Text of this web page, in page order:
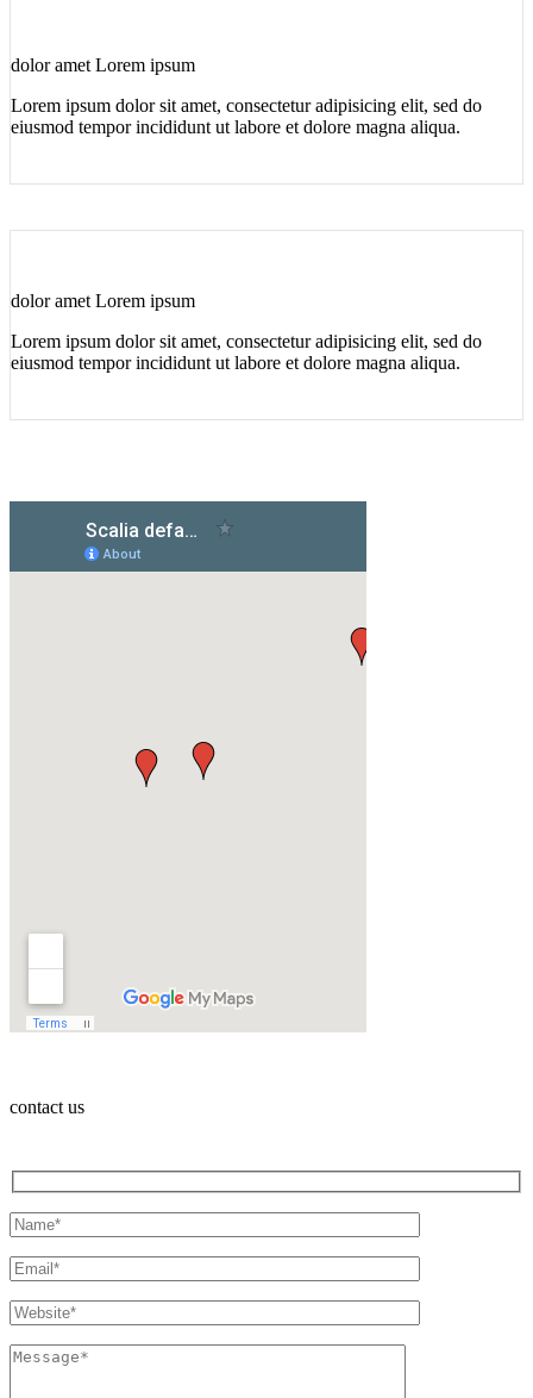
dolor amet Lorem ipsum
Lorem ipsum dolor sit amet, consectetur adipisicing elit, sed do
eiusmod tempor incididunt ut labore et dolore magna aliqua.
dolor amet Lorem ipsum
Lorem ipsum dolor sit amet, consectetur adipisicing elit, sed do
eiusmod tempor incididunt ut labore et dolore magna aliqua.
contact us